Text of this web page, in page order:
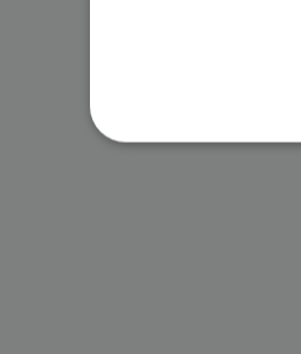
I cookie strettamente